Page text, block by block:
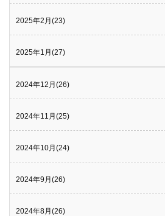
2025年2月(23)
2025年1月(27)
2024年12月(26)
2024年11月(25)
2024年10月(24)
2024年9月(26)
2024年8月(26)